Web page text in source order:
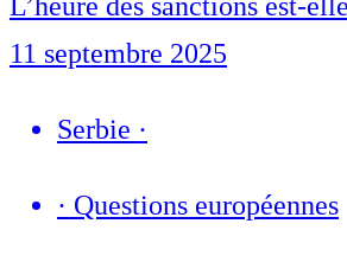
L’heure des sanctions est-
11 septembre 2025
Serbie ·
· Questions européennes